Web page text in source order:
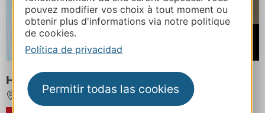
pouvez modifier vos choix à tout moment ou
obtenir plus d'informations via notre politique
de cookies.
Política de privacidad
Permitir todas las cookies
HOTEL LE GOUT DES HOTES
FRONTIGNAN